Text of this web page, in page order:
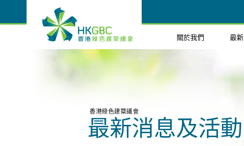
關於我們 最
香港綠色建築議會
最新消息及活動